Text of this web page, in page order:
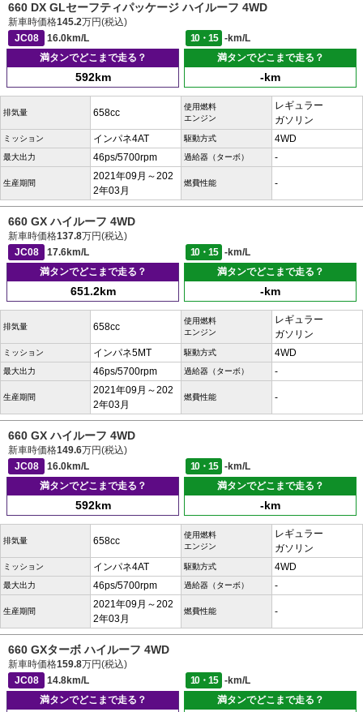
660 DX GLセーフティパッケージ ハイルーフ 4WD
新車時価格145.2万円(税込)
JC08
16.0km/L 10・15
-km/L
満タンでどこまで走る？
592km
満タンでどこまで走る？
-km
排気量 658cc
使用燃料
エンジン
レギュラー
ガソリン
ミッション インパネ4AT 駆動方式 4WD
最大出力 46ps/5700rpm 過給器（ターボ） -
生産期間
2021年09月～202
2年03月
燃費性能 -
660 GX ハイルーフ 4WD
新車時価格137.8万円(税込)
JC08
17.6km/L 10・15
-km/L
満タンでどこまで走る？
651.2km
満タンでどこまで走る？
-km
排気量 658cc
使用燃料
エンジン
レギュラー
ガソリン
ミッション インパネ5MT 駆動方式 4WD
最大出力 46ps/5700rpm 過給器（ターボ） -
生産期間
2021年09月～202
2年03月
燃費性能 -
660 GX ハイルーフ 4WD
新車時価格149.6万円(税込)
JC08
16.0km/L 10・15
-km/L
満タンでどこまで走る？
592km
満タンでどこまで走る？
-km
排気量 658cc
使用燃料
エンジン
レギュラー
ガソリン
ミッション インパネ4AT 駆動方式 4WD
最大出力 46ps/5700rpm 過給器（ターボ） -
生産期間
2021年09月～202
2年03月
燃費性能 -
660 GXターボ ハイルーフ 4WD
新車時価格159.8万円(税込)
JC08
14.8km/L 10・15
-km/L
満タンでどこまで走る？
満タンでどこまで走る？